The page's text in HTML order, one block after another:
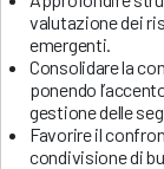
valutazione dei
emergenti.
Consolidare la
ponendo
gestione delle
Favorire il
condivisione di